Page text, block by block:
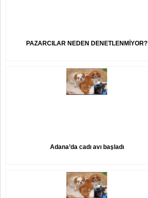
PAZARCILAR NEDEN DENETLENMİYOR?
Adana’da cadı avı başladı